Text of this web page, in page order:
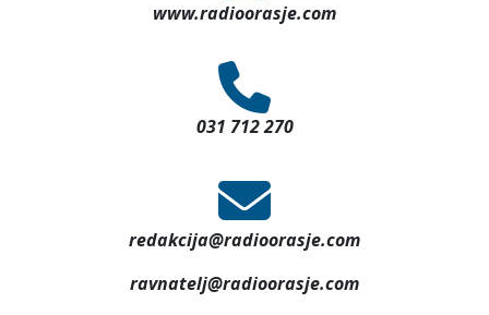
www.radioorasje.com
031 712 270
redakcija@radioorasje.com
ravnatelj@radioorasje.com